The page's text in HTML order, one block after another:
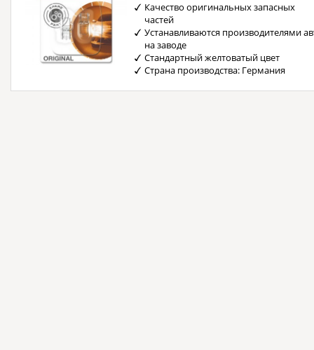
Качество оригинальных запасных
частей
Устанавливаются производителями
на заводе
Стандартный желтоватый цвет
Страна производства: Германия